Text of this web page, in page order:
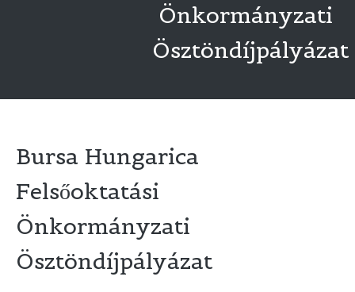
Önkormányzati
Ösztöndíjpályázat
Bursa Hungarica
Felsőoktatási
Önkormányzati
Ösztöndíjpályázat